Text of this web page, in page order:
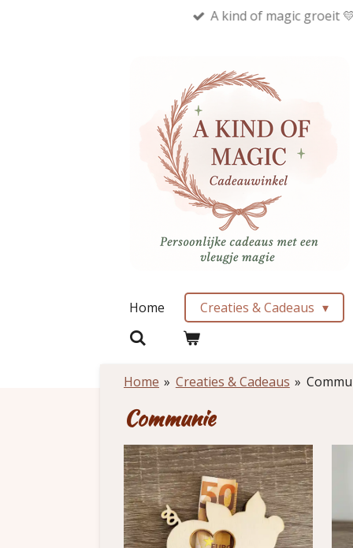
A kind of magic groeit
Home Creaties & Cadeaus
Home » Creaties & Cadeaus »
Communie